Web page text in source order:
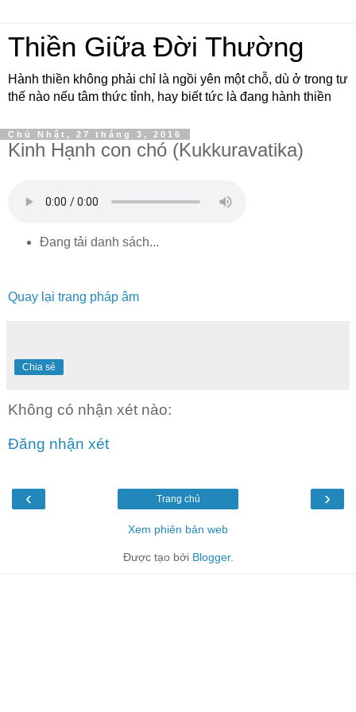
Thiền Giữa Đời Thường
Hành thiền không phải chỉ là ngồi yên một chỗ, dù ở trong tư
thế nào nếu tâm thức tỉnh, hay biết tức là đang hành thiền
Chủ Nhật, 27 tháng 3, 2016
Kinh Hạnh con chó (Kukkuravatika)
Đang tải danh sách...
Quay lại trang pháp âm
Chia sẻ
Không có nhận xét nào:
Đăng nhận xét
‹ ›
Trang chủ
Xem phiên bản web
Được tạo bởi Blogger.